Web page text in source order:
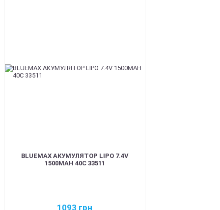
BLUEMAX АКУМУЛЯТОР LIPO 7.4V
1500MAH 40C 33511
1093 грн